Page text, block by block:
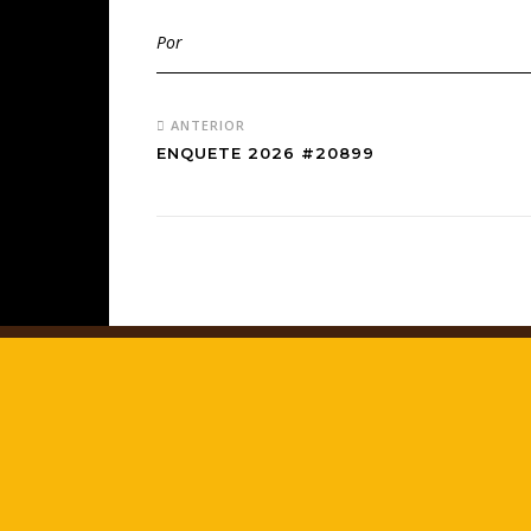
Por
ANTERIOR
ENQUETE 2026 #20899